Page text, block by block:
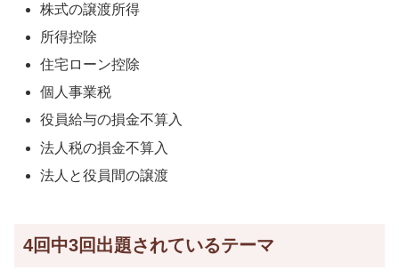
株式の譲渡所得
所得控除
住宅ローン控除
個人事業税
役員給与の損金不算入
法人税の損金不算入
法人と役員間の譲渡
4回中3回出題されているテーマ